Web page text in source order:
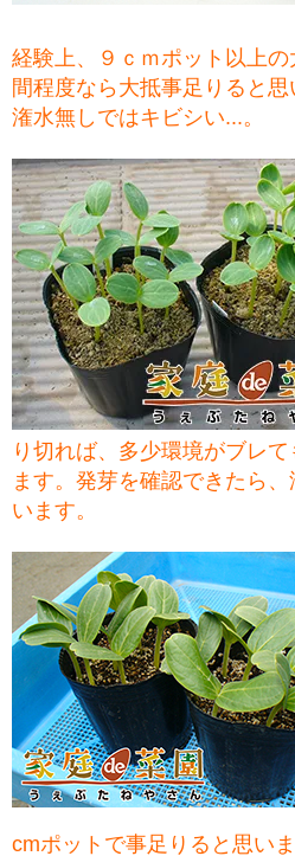
経験上、９ｃｍポット以上
間程度なら大抵事足りると
潅水無しではキビシい...。
り切れば、多少環境がブレ
ます。発芽を確認できたら
います。
cmポットで事足りると思い